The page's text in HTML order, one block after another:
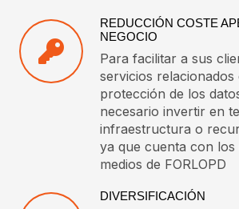
REDUCCIÓN COSTE
NEGOCIO
Para facilitar a sus
servicios relacionados
protección de los
necesario invertir en
infraestructura o
ya que cuenta con
medios de FORLOPD
DIVERSIFICACIÓN